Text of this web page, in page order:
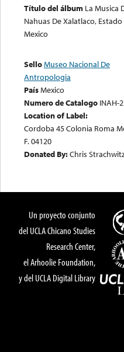
Título del álbum La Musica
Nahuas De Xalatlaco, Estado
Mexico
SelloMuseo Nacional De
Antropologia
PaísMexico
Numero de Catalogo INAH-
Location of Label:
Cordoba 45 Colonia Roma
F. 04120
Donated By:Chris
Un proyecto conjunto
del UCLA Chicano Studies
Research Center,
el Arhoolie Foundation,
y del UCLA Digital Library